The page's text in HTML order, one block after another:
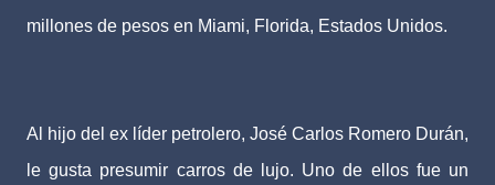
millones de pesos en Miami, Florida, Estados Unidos.
Al hijo del ex líder petrolero, José Carlos Romero Durán,
le gusta presumir carros de lujo. Uno de ellos fue un